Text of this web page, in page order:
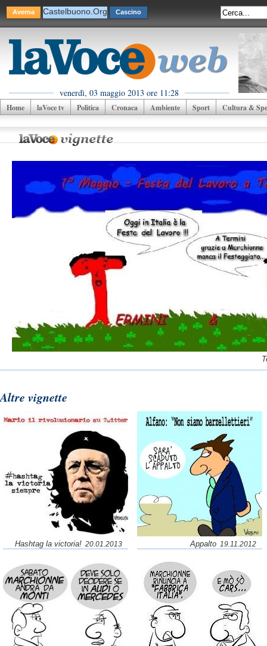
Averna Castelbuono.Org Cascino
venerdì, 03 maggio 2013 ore 11:28
Home laVoce tv Politica Cronaca Ambiente Sport Cultura &
Altre vignette
Hashtag la victoria! 20.01.2013 Appalto 19.11.2012